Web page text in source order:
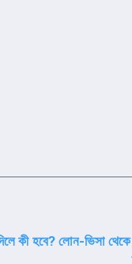
দিলে কী হবে? লোন-ভিসা